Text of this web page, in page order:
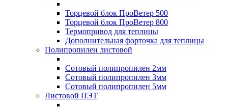
Торцевой блок ПроВетер 500
Торцевой блок ПроВетер 800
Термопривод для теплицы
Дополнительная форточка для теплицы
Полипропилен листовой
Сотовый полипропилен 2мм
Сотовый полипропилен 3мм
Сотовый полипропилен 5мм
Листовой ПЭТ